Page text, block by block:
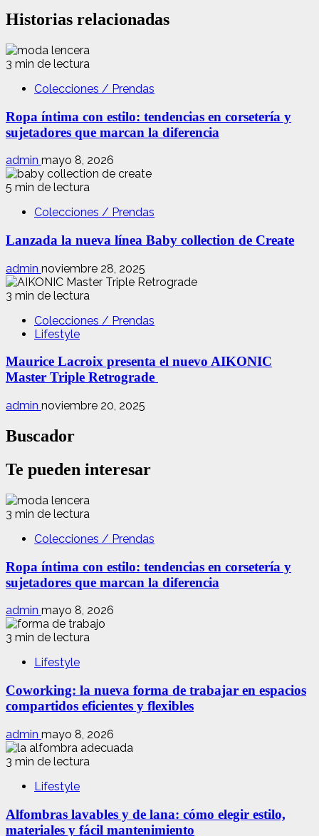
Historias relacionadas
3 min de lectura
Colecciones / Prendas
Ropa íntima con estilo: tendencias en corsetería y
sujetadores que marcan la diferencia
admin mayo 8, 2026
5 min de lectura
Colecciones / Prendas
Lanzada la nueva línea Baby collection de Create
admin noviembre 28, 2025
3 min de lectura
Colecciones / Prendas
Lifestyle
Maurice Lacroix presenta el nuevo AIKONIC
Master Triple Retrograde
admin noviembre 20, 2025
Buscador
Te pueden interesar
3 min de lectura
Colecciones / Prendas
Ropa íntima con estilo: tendencias en corsetería y
sujetadores que marcan la diferencia
admin mayo 8, 2026
3 min de lectura
Lifestyle
Coworking: la nueva forma de trabajar en espacios
compartidos eficientes y flexibles
admin mayo 8, 2026
3 min de lectura
Lifestyle
Alfombras lavables y de lana: cómo elegir estilo,
materiales y fácil mantenimiento